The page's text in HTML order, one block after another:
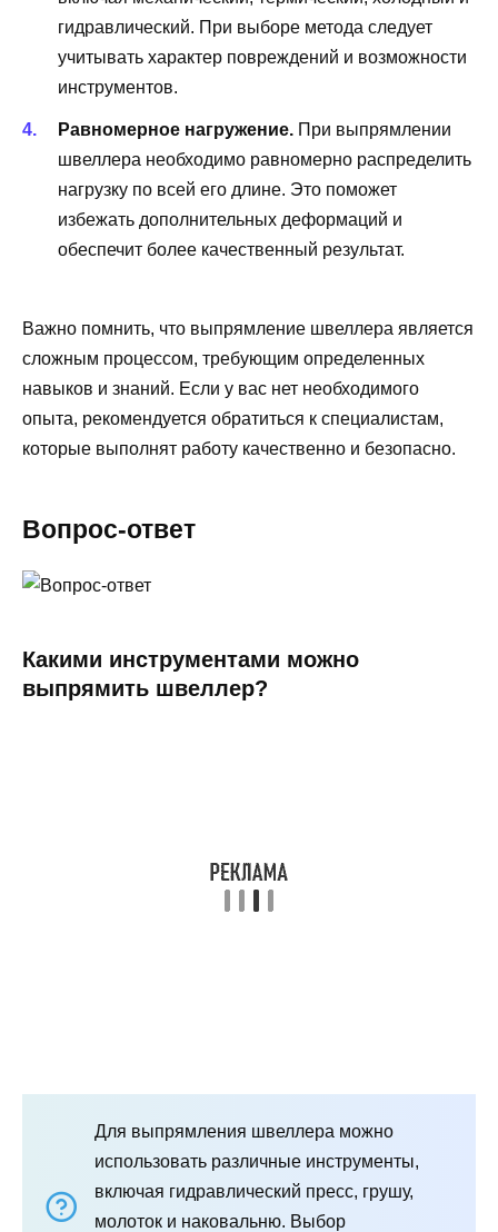
гидравлический. При выборе метода следует
учитывать характер повреждений и возможности
инструментов.
Равномерное нагружение. При выпрямлении
швеллера необходимо равномерно распределить
нагрузку по всей его длине. Это поможет
избежать дополнительных деформаций и
обеспечит более качественный результат.
Важно помнить, что выпрямление швеллера является
сложным процессом, требующим определенных
навыков и знаний. Если у вас нет необходимого
опыта, рекомендуется обратиться к специалистам,
которые выполнят работу качественно и безопасно.
Вопрос-ответ
Какими инструментами можно
выпрямить швеллер?
Для выпрямления швеллера можно
использовать различные инструменты,
включая гидравлический пресс, грушу,
молоток и наковальню. Выбор